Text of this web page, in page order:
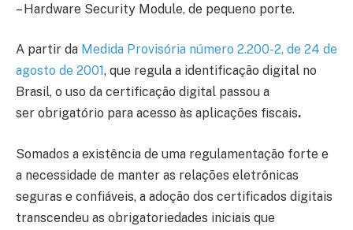
– Hardware Security Module, de pequeno porte.
A partir da Medida Provisória número 2.200-2, de 24 de
agosto de 2001, que regula a identificação digital no
Brasil, o uso da certificação digital passou a
ser obrigatório para acesso às aplicações fiscais.
Somados a existência de uma regulamentação forte e
a necessidade de manter as relações eletrônicas
seguras e confiáveis, a adoção dos certificados digitais
transcendeu as obrigatoriedades iniciais que